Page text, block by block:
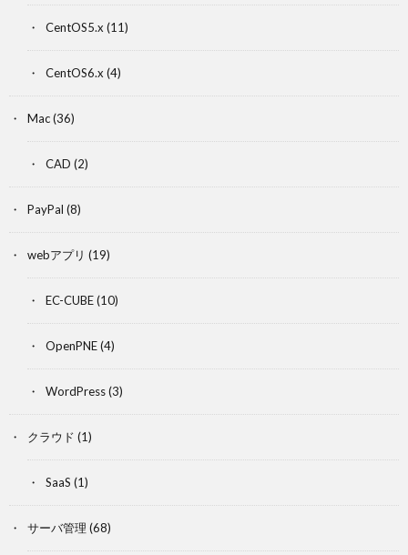
CentOS5.x (11)
CentOS6.x (4)
Mac(36)
CAD (2)
PayPal (8)
webアプリ (19)
EC-CUBE(10)
OpenPNE(4)
WordPress(3)
クラウド (1)
SaaS (1)
サーバ管理 (68)